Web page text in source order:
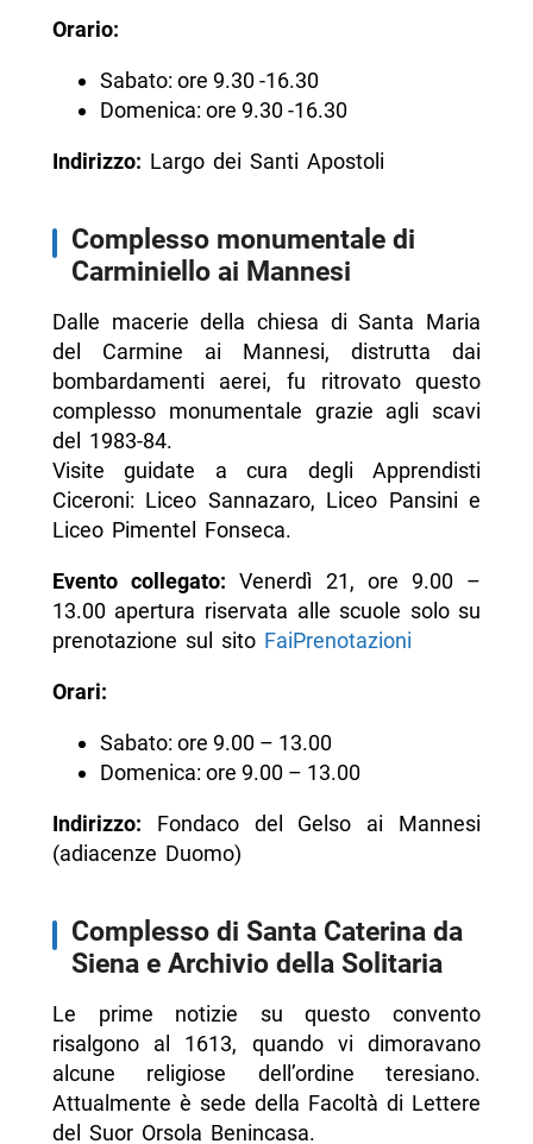
Orario:
Sabato: ore 9.30 -16.30
Domenica: ore 9.30 -16.30
Indirizzo: Largo dei Santi Apostoli
Complesso monumentale di
Carminiello ai Mannesi
Dalle macerie della chiesa di Santa Maria
del Carmine ai Mannesi, distrutta dai
bombardamenti aerei, fu ritrovato questo
complesso monumentale grazie agli scavi
del 1983-84.
Visite guidate a cura degli Apprendisti
Ciceroni: Liceo Sannazaro, Liceo Pansini e
Liceo Pimentel Fonseca.
Evento collegato: Venerdì 21, ore 9.00 –
13.00 apertura riservata alle scuole solo su
prenotazione sul sito FaiPrenotazioni
Orari:
Sabato: ore 9.00 – 13.00
Domenica: ore 9.00 – 13.00
Indirizzo: Fondaco del Gelso ai Mannesi
(adiacenze Duomo)
Complesso di Santa Caterina da
Siena e Archivio della Solitaria
Le prime notizie su questo convento
risalgono al 1613, quando vi dimoravano
alcune religiose dell’ordine teresiano.
Attualmente è sede della Facoltà di Lettere
del Suor Orsola Benincasa.